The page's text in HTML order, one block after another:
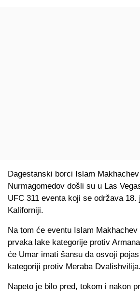
Dagestanski borci Islam
Nurmagomedov došli su u Las
UFC 311 eventa koji se održava 18.
Kaliforniji.
Na tom će eventu Islam Makhachev
prvaka lake kategorije protiv
će Umar imati šansu da osvoji
kategoriji protiv Meraba Dvalishvilija.
Napeto je bilo pred, tokom i nakon